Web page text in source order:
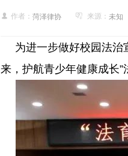
作者： 菏泽律协 来源： 未知
为进一步做好校园法治
来，护航青少年健康成长”